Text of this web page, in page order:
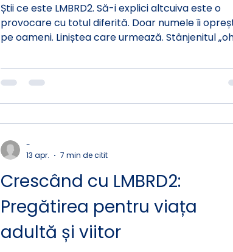
Știi ce este LMBRD2. Să-i explici altcuiva este o
provocare cu totul diferită. Doar numele îi
pe oameni. Liniștea care urmează. Stânjenitul
decizi: intri în detalii, simplifici sau treci mai
Acest ghid îți oferă cuvintele — pentru orice
Crescând cu LMBRD2:
Pregătirea pentru viața
adultă și viitor
-
13 apr.
7 min de citit